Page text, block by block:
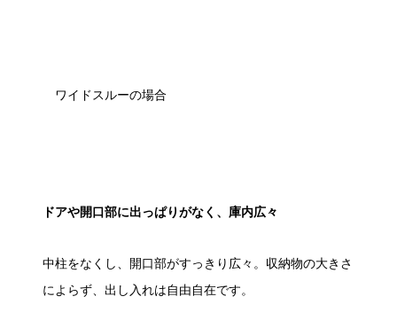
ワイドスルーの場合
ドアや開口部に出っぱりがなく、庫内広々
中柱をなくし、開口部がすっきり広々。収納物の大きさ
によらず、出し入れは自由自在です。